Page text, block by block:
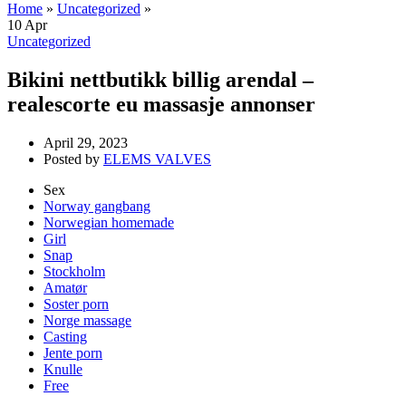
Home » Uncategorized »
10Apr
Uncategorized
Bikini nettbutikk billig arendal –
realescorte eu massasje annonser
April 29, 2023
Posted by ELEMS VALVES
Sex
Norway gangbang
Norwegian homemade
Girl
Snap
Stockholm
Amatør
Soster porn
Norge massage
Casting
Jente porn
Knulle
Free